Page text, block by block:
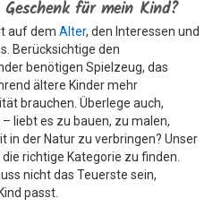
für mein Kind?
auf dem Alter, den Interessen und
Berücksichtige den
benötigen Spielzeug, das
ältere Kinder mehr
brauchen. Überlege auch,
liebt es zu bauen, zu malen,
in der Natur zu verbringen? Unser
richtige Kategorie zu finden.
nicht das Teuerste sein,
passt.